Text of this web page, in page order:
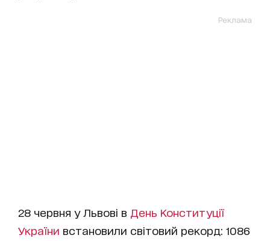
Реклама
28 червня у Львові в День Конституції
України встановили світовий рекорд: 1086